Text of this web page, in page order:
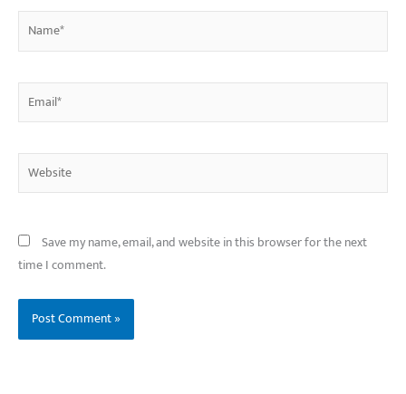
Website
Save my name, email, and website in this browser for the next
time I comment.